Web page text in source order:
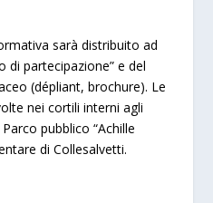
sarà distribuito ad
di partecipazione” e del
(dépliant, brochure). Le
nei cortili interni agli
pubblico “Achille
di Collesalvetti.